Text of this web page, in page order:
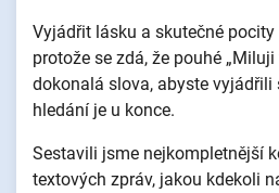
Vyjádřit lásku a skutečné
protože se zdá, že pouhé
dokonalá slova, abyste vyjádřili
hledání je u konce.
Sestavili jsme nejkompletnější
textových zpráv, jakou kdekoli